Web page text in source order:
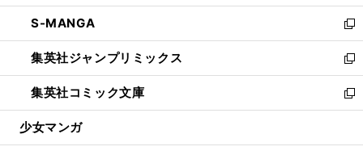
開
く
ウ
で
開
く
ン
ド
ウ
で
開
く
ウ
ィ
ン
ド
ウ
で
開
し
い
ウ
ィ
ン
ド
ウ
開
S-MANGA
新
し
い
ウ
ィ
ン
ウ
集英社ジャンプリミックス
新
し
い
ウ
ン
集英社コミック文庫
新
し
ウ
少女マンガ